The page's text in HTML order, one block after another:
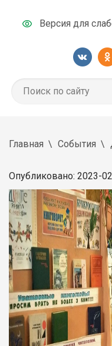
Версия для
Главная События
Опубликовано: 2023-